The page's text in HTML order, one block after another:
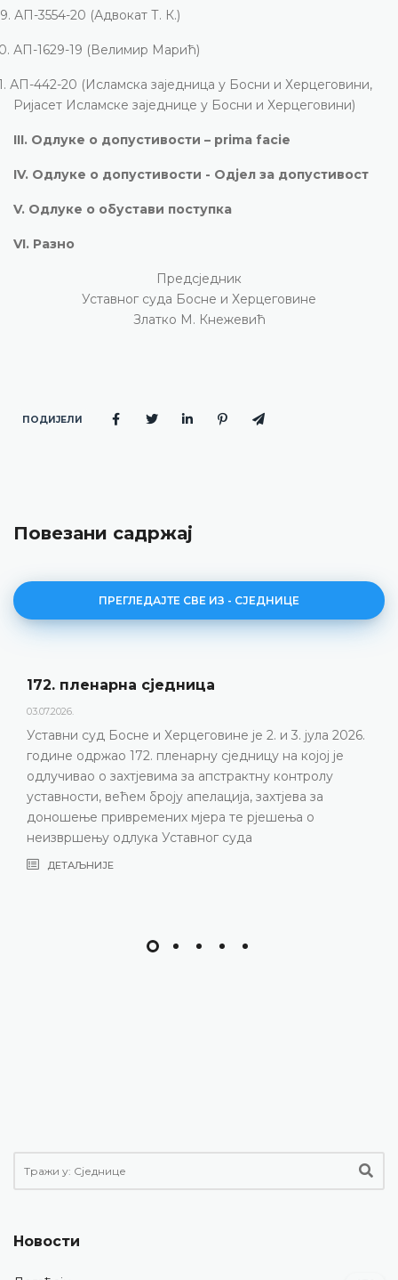
АП-3554-20 (Адвокат Т. К.)
АП-1629-19 (Велимир Марић)
АП-442-20 (Исламска заједница у Босни и Херцеговини,
Ријасет Исламске заједнице у Босни и Херцеговини)
III. Одлуке о допустивости – prima facie
IV. Одлуке о допустивости - Oдјел за допустивост
V. Одлуке о обустави поступка
VI. Разно
Предсједник
Уставног суда Босне и Херцеговине
Златко М. Кнежевић
ПОДИЈЕЛИ
Повезани садржај
ПРЕГЛЕДАЈТЕ СВЕ ИЗ - СЈЕДНИЦЕ
Дневни ред 172. пленарне сједнице
23.06.2026.
Уставни суд Босне и Херцеговине одржаће 172.
пленарну сједницу 2. и 3. јула 2026. године
ДЕТАЉНИЈЕ
Новости